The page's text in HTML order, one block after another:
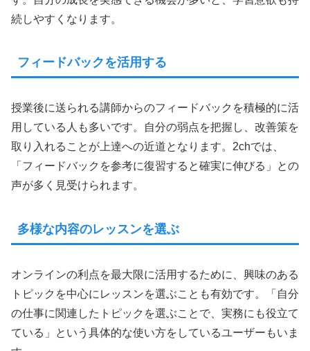
続しやすくなります。
フィードバックを活用する
授業後に送られる講師からのフィードバックを積極的に活
用している人も多いです。自分の弱点を把握し、改善策を
取り入れることが上達への近道となります。2chでは、
「フィードバックを参考に復習すると確実に伸びる」との
声が多く見受けられます。
多様な内容のレッスンを選ぶ
オンラインの利点を最大限に活用するために、興味のある
トピックを中心にレッスンを選ぶことも有効です。「自分
の仕事に関連したトピックを選ぶことで、実務にも役立て
ている」という具体的な使い方をしているユーザーもいま